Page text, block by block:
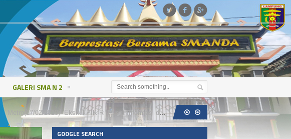

GALERI SMA N 2
Metro(17/02/2023)- Ekskul PIK-R (Pusat Informasi dan Konseling Remaja) SMA Negeri 2 Metro ...
GOOGLE SEARCH